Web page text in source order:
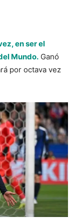
en ser el
Mundo. Ganó
por octava vez